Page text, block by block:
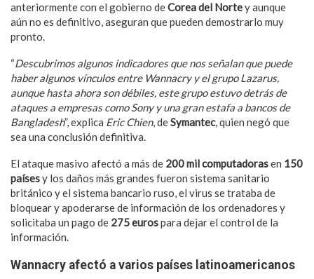
anteriormente con el gobierno deCorea del Nortey aunque
aún no es definitivo, aseguran que pueden demostrarlo muy
pronto.
“Descubrimos algunos indicadores que nos señalan que puede
haber algunos vínculos entre Wannacry y el grupo Lazarus,
aunque hasta ahora son débiles, este grupo estuvo detrás de
ataques a empresas como Sony y una gran estafa a bancos de
Bangladesh”, explica Eric Chien, deSymantec, quien negó que
sea una conclusión definitiva.
El ataque masivo afectó a más de 200 mil computadorasen 150
paísesy los daños más grandes fueron sistema sanitario
británico y el sistema bancario ruso, el virus se trataba de
bloquear y apoderarse de información de los ordenadores y
solicitaba un pago de 275 eurospara dejar el control de la
información.
Wannacry afectó a varios países latinoamericanos